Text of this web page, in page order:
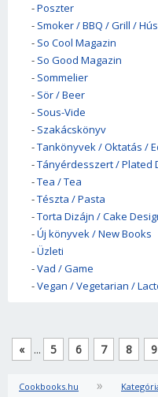
-Poszter
- Smoker / BBQ / Grill / Hús
- So Cool Magazin
- So Good Magazin
- Sommelier
- Sör / Beer
- Sous-Vide
- Szakácskönyv
-Tankönyvek / Oktatás /
-Tányérdesszert / Plated
-Tea / Tea
-Tészta / Pasta
-Torta Dizájn / Cake
-Új könyvek / New Books
-Üzleti
-Vad / Game
-Vegan / Vegetarian /
« ... 5 6 7 8 9
Cookbooks.hu »